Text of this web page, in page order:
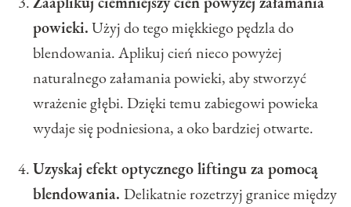
powieki.Użyj do tego miękkiego pędzla do
blendowania. Aplikuj cień nieco powyżej
naturalnego załamania powieki, aby stworzyć
wrażenie głębi. Dzięki temu zabiegowi powieka
wydaje się podniesiona, a oko bardziej otwarte.
Uzyskaj efekt optycznego liftingu za pomocą
blendowania. Delikatnie rozetrzyj granice między